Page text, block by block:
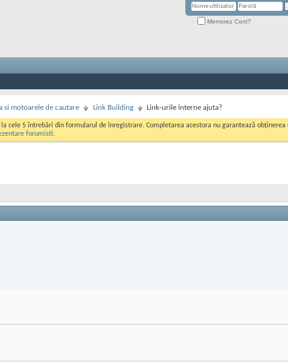
Memorez Cont?
si motoarele de cautare Link Building Link-urile interne ajuta?
cele 5 întrebări din formularul de înregistrare. Completarea acestora nu garantează
forumisti.